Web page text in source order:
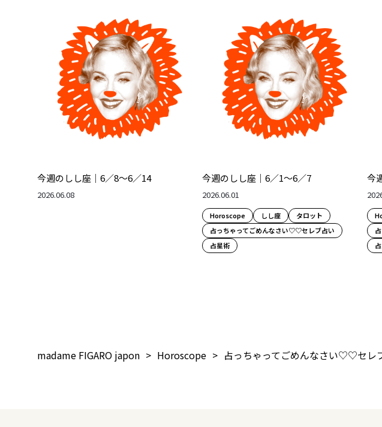
今週のしし座｜6／8～6／14
2026.06.08
今週のしし座｜6／1～6／7
2026.06.01
Horoscope しし座
タロット
占っちゃってごめんなさい♡♡セレブ占い
占星術
今
madame FIGARO japon Horoscope 占っちゃってごめんなさい♡♡セレ